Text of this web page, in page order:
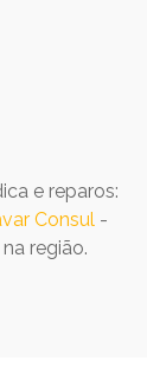
e reparos:
Consul -
região.